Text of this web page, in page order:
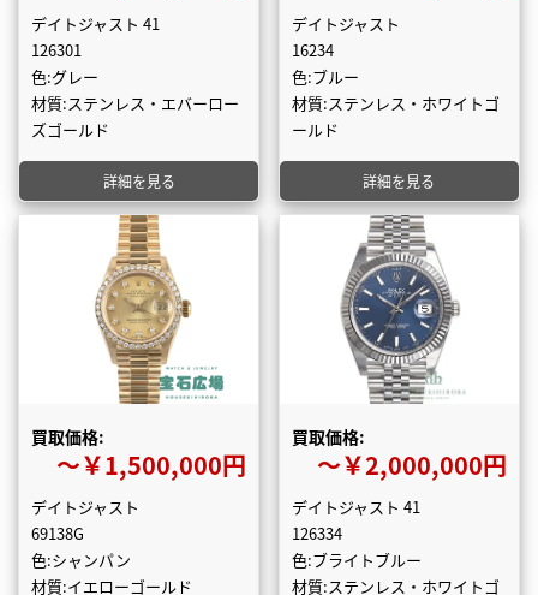
デイトジャスト 41
126301
色:グレー
材質:ステンレス・エバーロー
ズゴールド
詳細を見る
デイトジャスト
16234
色:ブルー
材質:ステンレス・ホワイトゴ
ールド
詳細を見る
買取価格:
〜￥1,500,000円
デイトジャスト
69138G
色:シャンパン
材質:イエローゴールド
買取価格:
〜￥2,000,000円
デイトジャスト 41
126334
色:ブライトブルー
材質:ステンレス・ホワイトゴ